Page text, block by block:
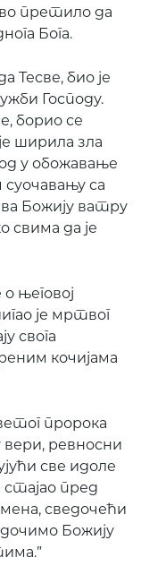
претило да
Бога.
Тесве, био је
Господу.
борио се
ширила зла
у обожавање
са
Божију ватру
свима да је
његовој
је мртвог
свога
кочијама
пророка
ревносни
све идоле
стајао пред
сведочећи
Божију